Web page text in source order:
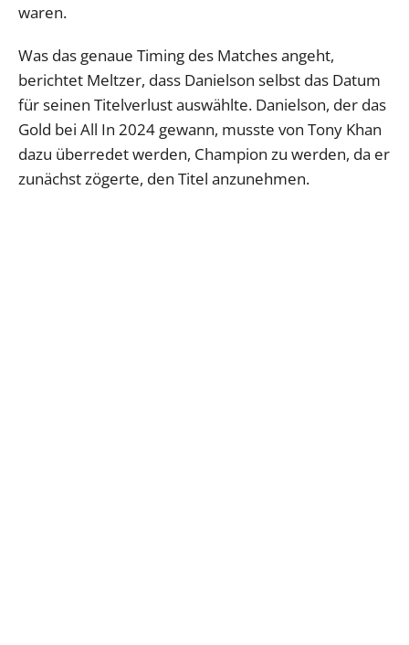
waren.
Was das genaue Timing des Matches angeht,
berichtet Meltzer, dass Danielson selbst das Datum
für seinen Titelverlust auswählte. Danielson, der das
Gold bei All In 2024 gewann, musste von Tony Khan
dazu überredet werden, Champion zu werden, da er
zunächst zögerte, den Titel anzunehmen.